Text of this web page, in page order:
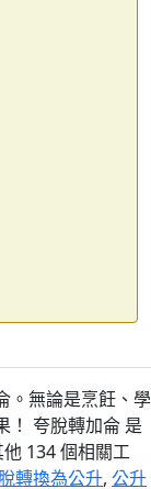
。無論是烹飪、學
！ 夸脫轉加侖 是
134 個相關工
轉換為公升, 公升